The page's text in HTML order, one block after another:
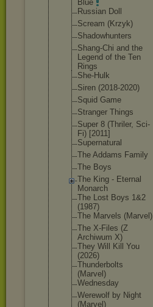
Blue
Russian Doll
Scream (Krzyk)
Shadowhunters
Shang-Chi and the
Legend of the Ten
Rings
She-Hulk
Siren (2018-2020)
Squid Game
Stranger Things
Super 8 (Thriler, Sci-
Fi) [2011]
Supernatura
The Addams Family
The Boys
The King - Eternal
Monarch
The Lost Boys 1&2
(1987)
The Marvels (Marvel)
The X-Files (Z
Archiwum X)
They Will Kill You
(2026)
Thunderbolts
(Marvel)
Wednesday
Werewolf by Night
(Marvel)